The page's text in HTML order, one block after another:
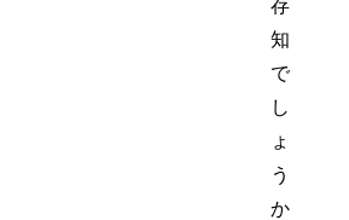
存
知
で
し
ょ
う
か